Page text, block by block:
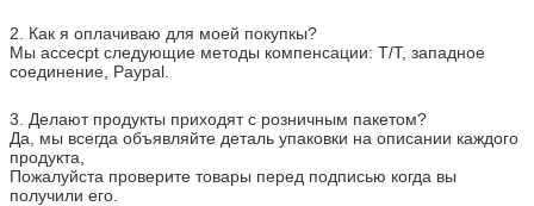
2. Как я оплачиваю для моей покупкы?
Мы accecpt следующие методы компенсации: T/T, западное
соединение, Paypal.
3. Делают продукты приходят с розничным пакетом?
Да, мы всегда объявляйте деталь упаковки на описании каждого
продукта,
Пожалуйста проверите товары перед подписью когда вы
получили его.